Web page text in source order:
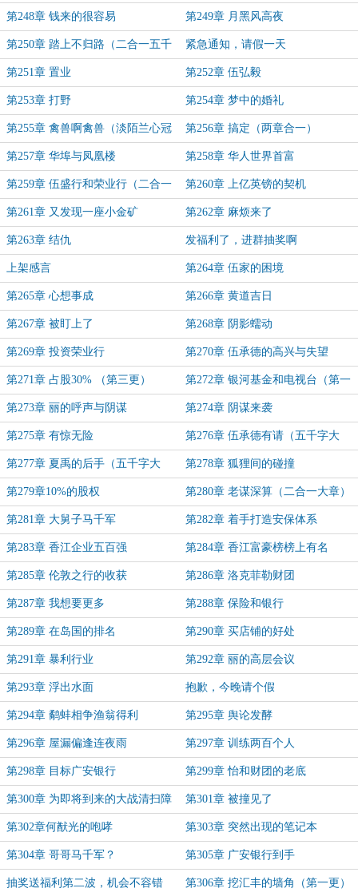
第248章 钱来的很容易 第249章 月黑风高夜
第250章 踏上不归路（二合一五千
字大章）
紧急通知，请假一天
第251章 置业 第252章 伍弘毅
第253章 打野 第254章 梦中的婚礼
第255章 禽兽啊禽兽（淡陌兰心冠
名加更）
第256章 搞定（两章合一）
第257章 华埠与凤凰楼 第258章 华人世界首富
第259章 伍盛行和荣业行（二合一
章节）
第260章 上亿英镑的契机
第261章 又发现一座小金矿 第262章 麻烦来了
第263章 结仇 发福利了，进群抽奖啊
上架感言 第264章 伍家的困境
第265章 心想事成 第266章 黄道吉日
第267章 被盯上了 第268章 阴影蠕动
第269章 投资荣业行 第270章 伍承德的高兴与失望
第271章 占股30% （第三更） 第272章 银河基金和电视台（第一
更）
第273章 丽的呼声与阴谋 第274章 阴谋来袭
第275章 有惊无险 第276章 伍承德有请（五千字大
章）
第277章 夏禹的后手（五千字大
章）
第278章 狐狸间的碰撞
第279章10%的股权 第280章 老谋深算（二合一大章）
第281章 大舅子马千军 第282章 着手打造安保体系
第283章 香江企业五百强 第284章 香江富豪榜榜上有名
第285章 伦敦之行的收获 第286章 洛克菲勒财团
第287章 我想要更多 第288章 保险和银行
第289章 在岛国的排名 第290章 买店铺的好处
第291章 暴利行业 第292章 丽的高层会议
第293章 浮出水面 抱歉，今晚请个假
第294章 鹬蚌相争渔翁得利 第295章 舆论发酵
第296章 屋漏偏逢连夜雨 第297章 训练两百个人
第298章 目标广安银行 第299章 怡和财团的老底
第300章 为即将到来的大战清扫障
碍
第301章 被撞见了
第302章何猷光的咆哮 第303章 突然出现的笔记本
第304章 哥哥马千军？ 第305章 广安银行到手
抽奖送福利第二波，机会不容错 第306章 挖汇丰的墙角（第一更）